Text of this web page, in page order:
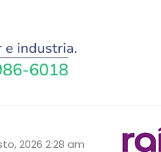
2026 2:28 am